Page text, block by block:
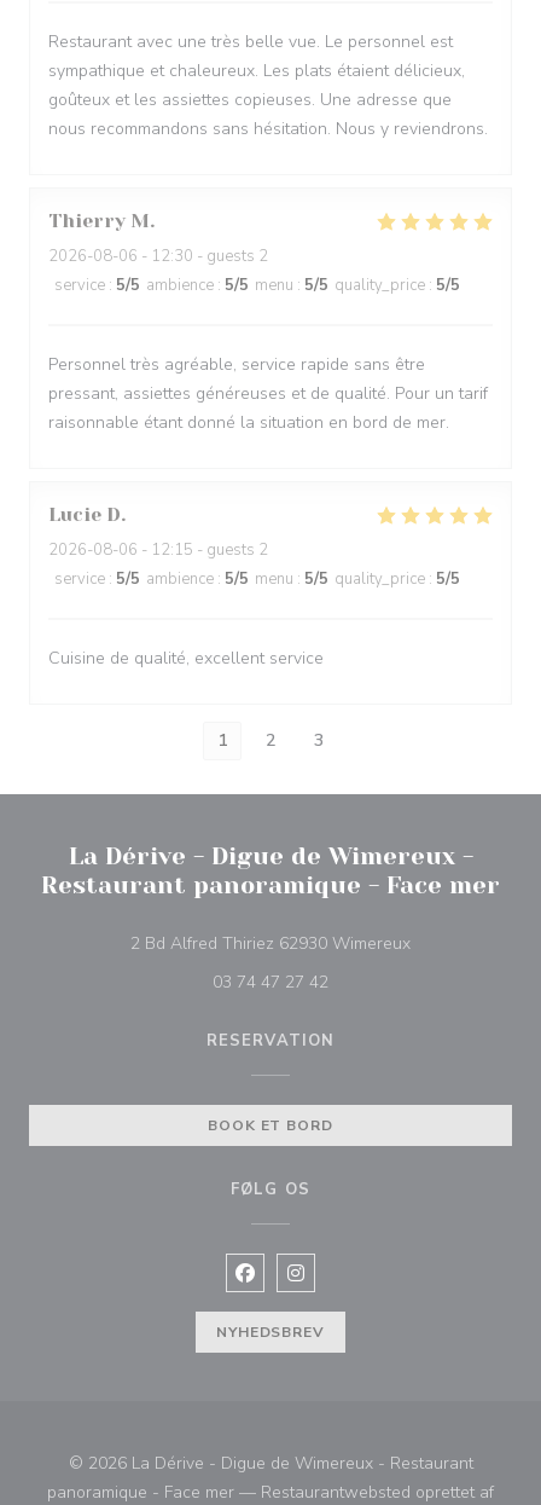
Restaurant avec une très belle vue. Le personnel est
sympathique et chaleureux. Les plats étaient délicieux,
goûteux et les assiettes copieuses. Une adresse que
nous recommandons sans hésitation. Nous y reviendrons.
Thierry M
2026-08-06 - 12:30 - guests 2
service : 5/5 ambience : 5/5 menu : 5/5 quality_price : 5/5
Personnel très agréable, service rapide sans être
pressant, assiettes généreuses et de qualité. Pour un tarif
raisonnable étant donné la situation en bord de mer.
Lucie D
2026-08-06 - 12:15 - guests 2
service : 5/5 ambience : 5/5 menu : 5/5 quality_price : 5/5
Cuisine de qualité, excellent service
1 2 3
La Dérive - Digue de Wimereux -
Restaurant panoramique - Face mer
2 Bd Alfred Thiriez 62930 Wimereux((åbner i et nyt
03 74 47 27 42
RESERVATION
BOOK ET BORD
FØLG OS
Facebook ((åbner i et nyt vindue))
Instagram ((åbner i et nyt
NYHEDSBREV
© 2026 La Dérive - Digue de Wimereux - Restaurant
panoramique - Face mer — Restaurantwebsted oprettet af